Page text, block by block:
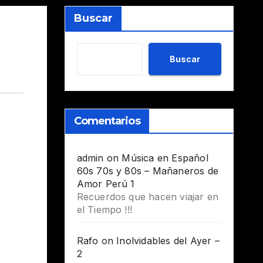
Buscar
Buscar
Comentarios
admin on Música en Español
60s 70s y 80s – Mañaneros de
Amor Perú 1
Recuerdos que hacen viajar en
el Tiempo !!!
Rafo on Inolvidables del Ayer –
2